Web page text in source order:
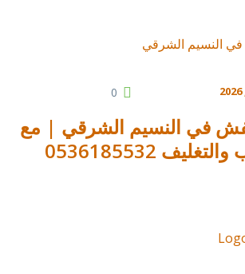
0
في النسيم الشرقي | مع
0536185532